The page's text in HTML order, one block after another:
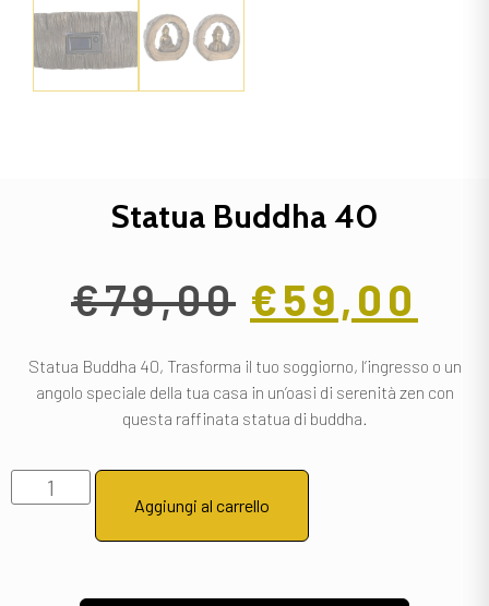
Statua Buddha 40
€79,00 €59,00
Statua Buddha 40, Trasforma il tuo soggiorno, l’ingresso o un
angolo speciale della tua casa in un’oasi di serenità zen con
questa raffinata statua di buddha.
Aggiungi al carrello